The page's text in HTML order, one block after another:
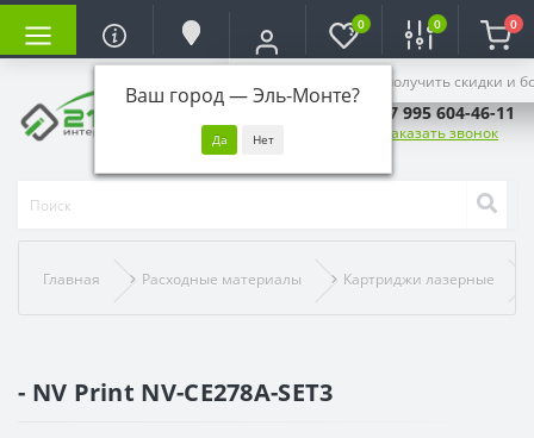
Ваш город —Эль-Монте?
Войдите, чтобы получить скидки и
0 0 0
+7 995 604-46-11
Заказать звонок
Главная Расходные материалы Картриджи лазерные
- NV Print NV-CE278A-SET3